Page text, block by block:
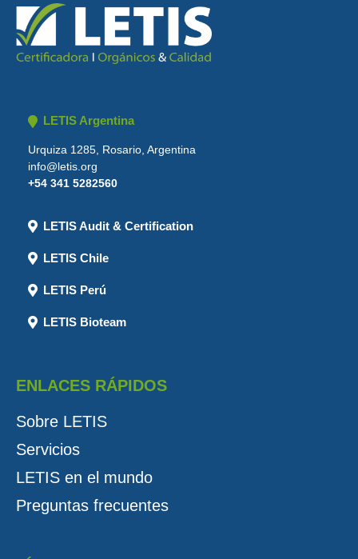
LETIS Argentina
Urquiza 1285, Rosario, Argentina
info@letis.org
+54 341 5282560
LETIS Audit & Certification
LETIS Chile
LETIS Perú
LETIS Bioteam
ENLACES RÁPIDOS
Sobre LETIS
Servicios
LETIS en el mundo
Preguntas frecuentes